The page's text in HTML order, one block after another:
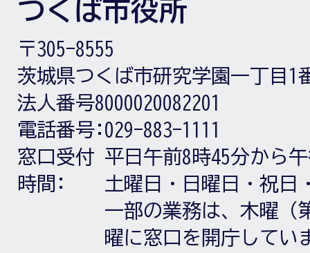
つくば市役所
〒305-8555
茨城県つくば市研究学園一丁目1
法人番号8000020082201
電話番号: 029-883-1111
窓口受付
時間:
平日午前8時45分から
土曜日・日曜日・祝日
一部の業務は、木曜（
曜に窓口を開庁してい